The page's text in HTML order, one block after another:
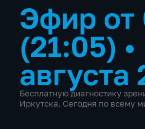
Эфир от
(21:05) •
августа
Бесплатную диагностику
Иркутска. Сегодня по всему